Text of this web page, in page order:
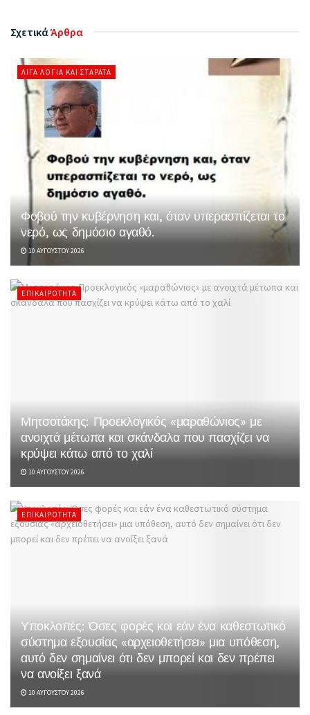
ΣχετικάΆρθρα
ΛΊΓΑ ΛΌΓΙΑ ΚΑΙ ΣΤΑΡΆΤΑ
Φοβού την κυβέρνηση και, όταν υπερασπίζεται το
νερό, ως δημόσιο αγαθό.
10 ΑΥΓΟΎΣΤΟΥ 2026
ΕΠΙΚΑΙΡΌΤΗΤΑ
Μητσοτάκης: Προεκλογικός «μαραθώνιος» με
ανοιχτά μέτωπα και σκάνδαλα που πασχίζει να
κρύψει κάτω από το χαλί
10 ΑΥΓΟΎΣΤΟΥ 2026
ΕΠΙΚΑΙΡΌΤΗΤΑ
Υποκλοπές: Όσες φορές και εάν ένα καθεστωτικό
σύστημα εξουσίας «αρχειοθετήσει» μια υπόθεση,
αυτό δεν σημαίνει ότι δεν μπορεί και δεν πρέπει
να ανοίξει ξανά
10 ΑΥΓΟΎΣΤΟΥ 2026